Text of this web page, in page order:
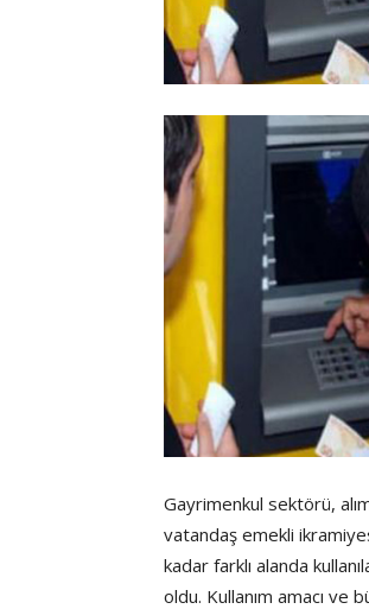
Gayrimenkul sektörü,
vatandaş emekli
kadar farklı alanda
oldu. Kullanım amacı ve